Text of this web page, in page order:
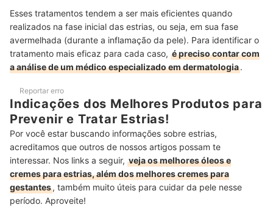
Esses tratamentos tendem a ser mais eficientes quando
realizados na fase inicial das estrias, ou seja, em sua fase
avermelhada (durante a inflamação da pele). Para identificar o
tratamento mais eficaz para cada caso, é preciso contar com
a análise de um médico especializado em dermatologia.
Reportar erro
Indicações dos Melhores Produtos para
Prevenir e Tratar Estrias!
Por você estar buscando informações sobre estrias,
acreditamos que outros de nossos artigos possam te
interessar. Nos links a seguir, veja os melhores óleos e
cremes para estrias, além dos melhores cremes para
gestantes, também muito úteis para cuidar da pele nesse
período. Aproveite!